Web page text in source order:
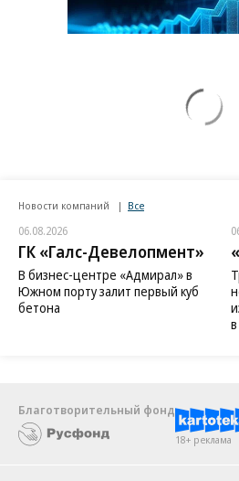
дал грозное
Новости компаний